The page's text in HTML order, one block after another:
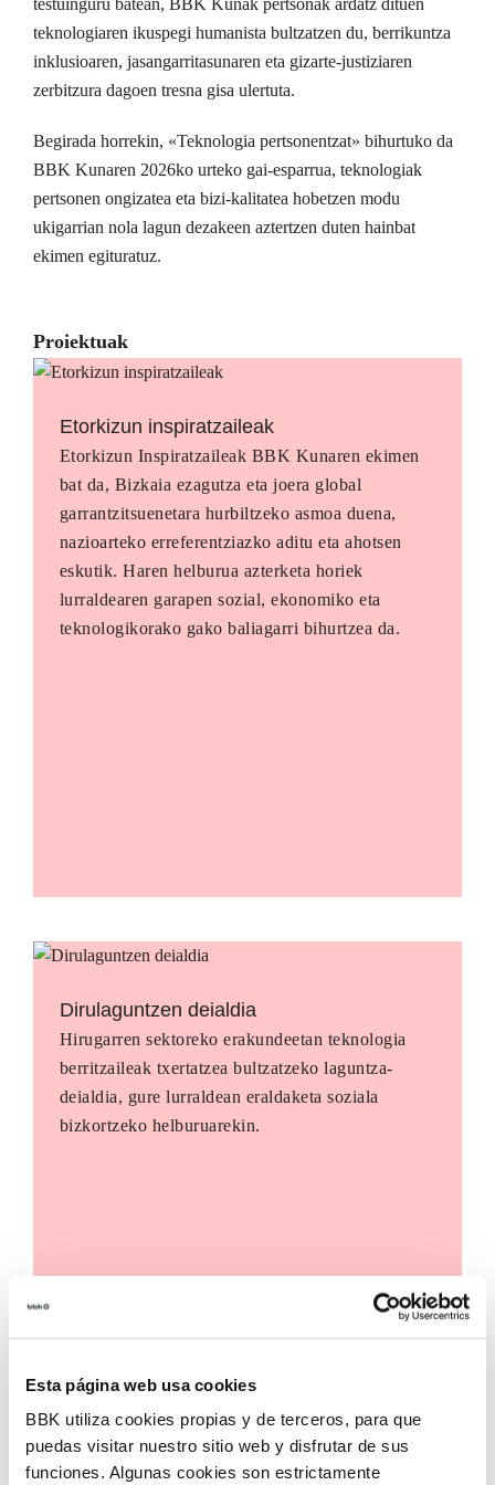
Esta página web usa cookies
BBK utiliza cookies propias y de terceros, para que
puedas visitar nuestro sitio web y disfrutar de sus
funciones. Algunas cookies son estrictamente
teknologiaren ikuspegi humanista bultzatzen du, berrikuntza
inklusioaren, jasangarritasunaren eta gizarte-justiziaren
zerbitzura dagoen tresna gisa ulertuta.
Begirada horrekin, «Teknologia pertsonentzat» bihurtuko da
BBK Kunaren 2026ko urteko gai-esparrua, teknologiak
pertsonen ongizatea eta bizi-kalitatea hobetzen modu
ukigarrian nola lagun dezakeen aztertzen duten hainbat
ekimen egituratuz.
Proiektuak
Etorkizun inspiratzaileak
Etorkizun Inspiratzaileak BBK Kunaren ekimen
bat da, Bizkaia ezagutza eta joera global
garrantzitsuenetara hurbiltzeko asmoa duena,
nazioarteko erreferentziazko aditu eta ahotsen
eskutik. Haren helburua azterketa horiek
lurraldearen garapen sozial, ekonomiko eta
teknologikorako gako baliagarri bihurtzea da.
Dirulaguntzen deialdia
Hirugarren sektoreko erakundeetan teknologia
berritzaileak txertatzea bultzatzeko laguntza-
deialdia, gure lurraldean eraldaketa soziala
bizkortzeko helburuarekin.